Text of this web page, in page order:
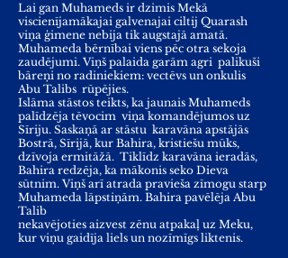
Lai gan Muhameds ir dzimis Mekā
viscienījamākajai galvenajai ciltij Quarash
viņa ģimene nebija tik augstajā amatā.
Muhameda bērnībai viens pēc otra sekoja
zaudējumi. Viņš palaida garām agri palikuši
bāreņi no radiniekiem: vectēvs un onkulis
Abu Talibs rūpējies.
Islāma stāstos teikts, ka jaunais Muhameds
palīdzēja tēvocim viņa komandējumos uz
Sīriju. Saskaņā ar stāstu karavāna apstājās
Bostrā, Sīrijā, kur Bahira, kristiešu mūks,
dzīvoja ermitāžā. Tiklīdz karavāna ieradās,
Bahira redzēja, ka mākonis seko Dieva
sūtnim. Viņš arī atrada pravieša zīmogu starp
Muhameda lāpstiņām. Bahira pavēlēja Abu
Talib
nekavējoties aizvest zēnu atpakaļ uz Meku,
kur viņu gaidīja liels un nozīmīgs liktenis.